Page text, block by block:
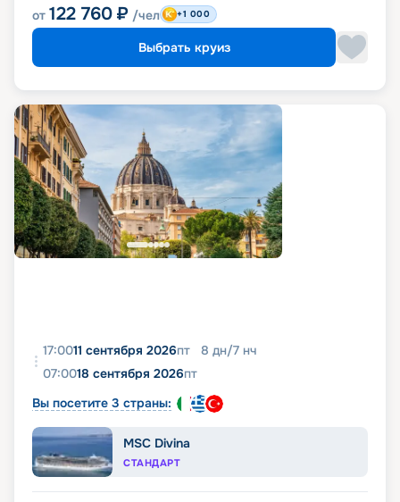
от 122 760 ₽ /чел +1 000
Выбрать круиз
17:0011 сентября 2026пт 8 дн/7 нч
07:0018 сентября 2026пт
Вы посетите 3 страны:
MSC Divina
СТАНДАРТ